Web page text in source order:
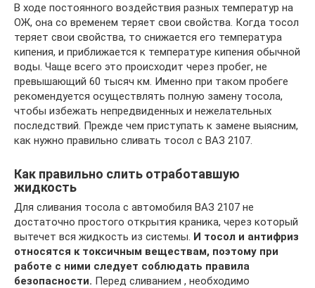
В ходе постоянного воздействия разных температур на
ОЖ, она со временем теряет свои свойства. Когда тосол
теряет свои свойства, то снижается его температура
кипения, и приближается к температуре кипения обычной
воды. Чаще всего это происходит через пробег, не
превышающий 60 тысяч км. Именно при таком пробеге
рекомендуется осуществлять полную замену тосола,
чтобы избежать непредвиденных и нежелательных
последствий. Прежде чем приступать к замене выясним,
как нужно правильно сливать тосол с ВАЗ 2107.
Как правильно слить отработавшую
жидкость
Для сливания тосола с автомобиля ВАЗ 2107 не
достаточно простого открытия краника, через который
вытечет вся жидкость из системы. И тосол и антифриз
относятся к токсичным веществам, поэтому при
работе с ними следует соблюдать правила
безопасности. Перед сливанием , необходимо